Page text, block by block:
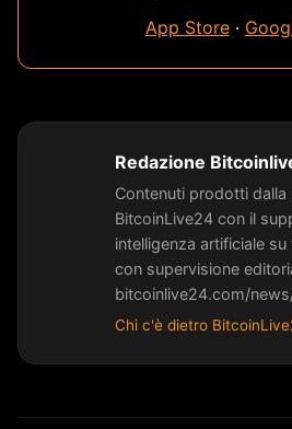
App Store·
Redazione
Contenuti prodotti dalla
BitcoinLive24 con il
intelligenza artificiale
con supervisione
bitcoinlive24.com/
Chi c'è dietro